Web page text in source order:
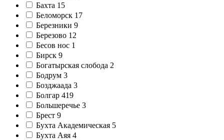
Бахта 15
Беломорск 17
Березники 9
Березово 12
Бесов нос 1
Бирск 9
Богатырская слобода 2
Бодрум 3
Бозджаада 3
Болгар 419
Большеречье 3
Брест 9
Бухта Академическая 5
Бухта Аяя 4